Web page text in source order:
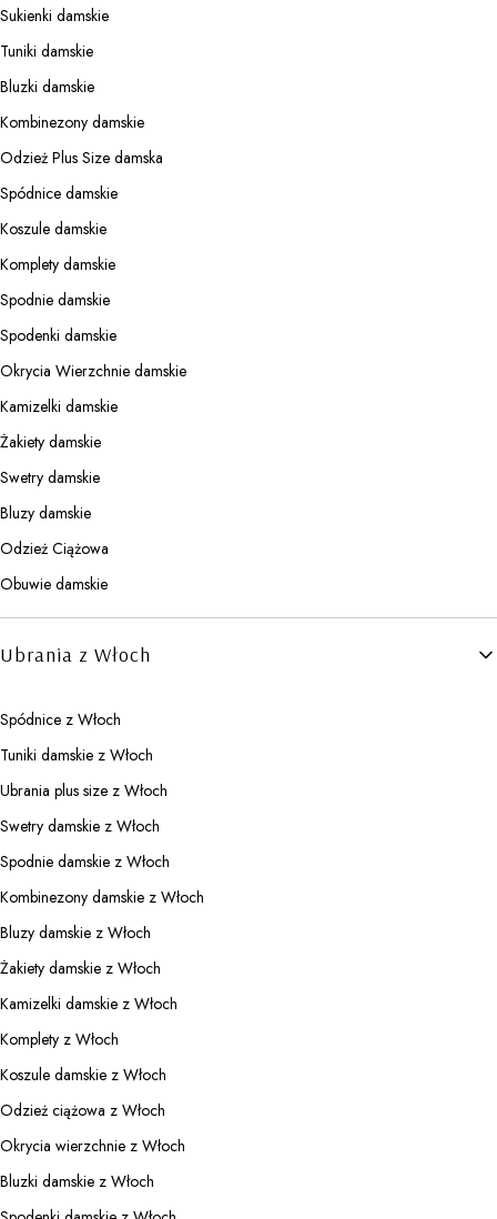
Sukienki damskie
Tuniki damskie
Bluzki damskie
Kombinezony damskie
Odzież Plus Size damska
Spódnice damskie
Koszule damskie
Komplety damskie
Spodnie damskie
Spodenki damskie
Okrycia Wierzchnie damskie
Kamizelki damskie
Żakiety damskie
Swetry damskie
Bluzy damskie
Odzież Ciążowa
Obuwie damskie
Ubrania z Włoch
Spódnice z Włoch
Tuniki damskie z Włoch
Ubrania plus size z Włoch
Swetry damskie z Włoch
Spodnie damskie z Włoch
Kombinezony damskie z Włoch
Bluzy damskie z Włoch
Żakiety damskie z Włoch
Kamizelki damskie z Włoch
Komplety z Włoch
Koszule damskie z Włoch
Odzież ciążowa z Włoch
Okrycia wierzchnie z Włoch
Bluzki damskie z Włoch